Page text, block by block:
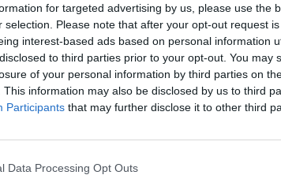
for targeted advertising by us, please use the
selection. Please note that after your opt-out request
interest-based ads based on personal information
to third parties prior to your opt-out. You may
of your personal information by third parties on
This information may also be disclosed by us to third
Participants that may further disclose it to other third
Data Processing Opt Outs
2-12-2021,
Πάγου.
προς:
κυριότητας χωρίς συγκεκριμένους